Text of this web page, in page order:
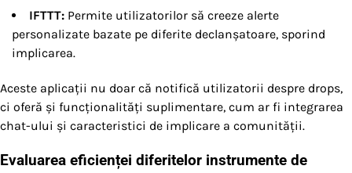
IFTTT: Permite utilizatorilor să creeze alerte
personalizate bazate pe diferite declanșatoare, sporind
implicarea.
Aceste aplicații nu doar că notifică utilizatorii despre drops,
ci oferă și funcționalități suplimentare, cum ar fi integrarea
chat-ului și caracteristici de implicare a comunității.
Evaluarea eficienței diferitelor instrumente de